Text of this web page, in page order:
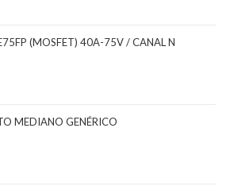
(MOSFET) 40A-75V / CANAL N
MEDIANO GENÉRICO